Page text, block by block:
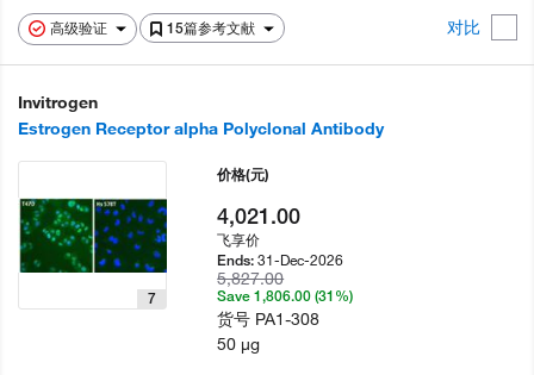
高级验证 15篇参考文献 对比
Invitrogen
Estrogen Receptor alpha Polyclonal Antibody
7
价格(元)
4,021.00
飞享价
Ends:31-Dec-2026
5,827.00
Save 1,806.00 (31%)
货号 PA1-308
50 µg